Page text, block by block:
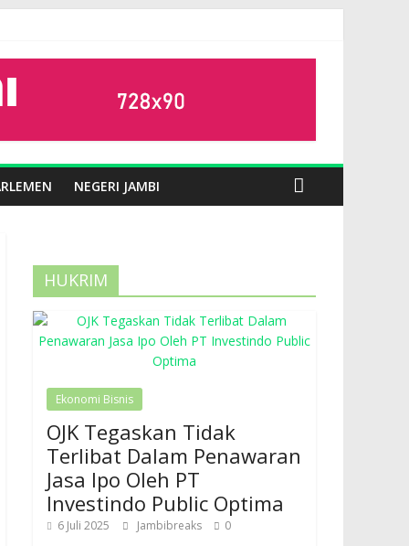
NEGERI JAMBI
HUKRIM
Ekonomi Bisnis
OJK Tegaskan Tidak
Terlibat Dalam Penawaran
Jasa Ipo Oleh PT
Investindo Public Optima
6 Juli 2025 Jambibreaks 0